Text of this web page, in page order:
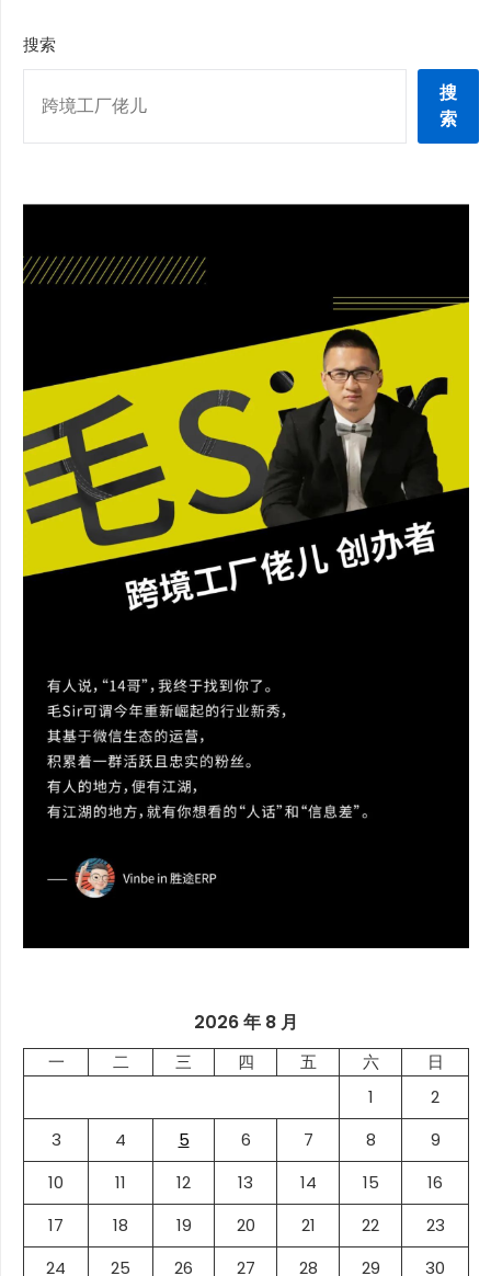
搜索
搜
索
2026 年 8 月
一 二 三 四 五 六
日
1
2
3
4 5 6 7 8
9
10
11 12 13 14 15
16
17
18 19 20 21 22
23
24
25 26 27 28 29 30